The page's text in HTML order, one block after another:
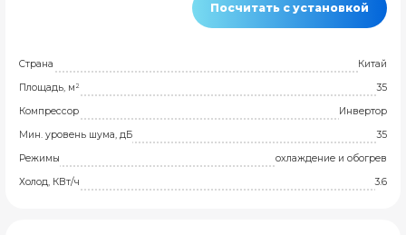
Посчитать с установкой
Страна
Китай
Площадь, м²
35
Компрессор
Инвертор
Мин. уровень шума, дБ
35
Режимы
охлаждение и обогрев
Холод, КВт/ч
3.6